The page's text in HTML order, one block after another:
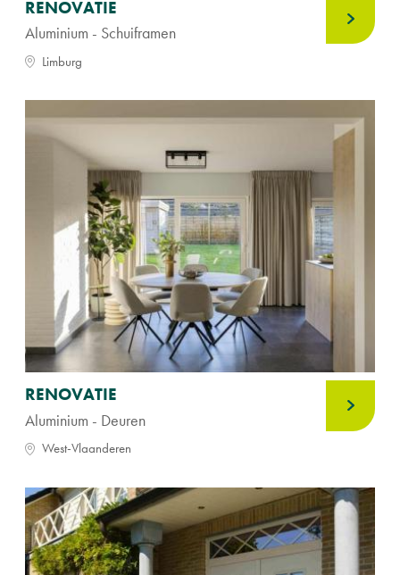
RENOVATIE
Aluminium - Schuiframen
Limburg
RENOVATIE
Aluminium - Deuren
West-Vlaanderen